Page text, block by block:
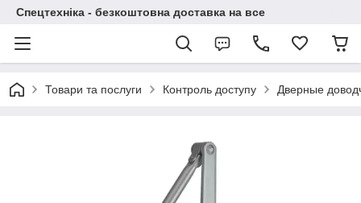
Спецтехніка - безкоштовна доставка на все
Товари та послуги Контроль доступу Дверные